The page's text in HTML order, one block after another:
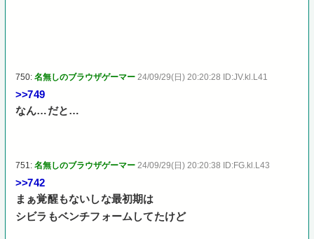
750:名無しのブラウザゲーマー 24/09/29(日) 20:20:28 ID:JV.kl.L41
>>749
なん…だと…
751:名無しのブラウザゲーマー 24/09/29(日) 20:20:38 ID:FG.kl.L43
>>742
まぁ覚醒もないしな最初期は
シビラもベンチフォームしてたけど